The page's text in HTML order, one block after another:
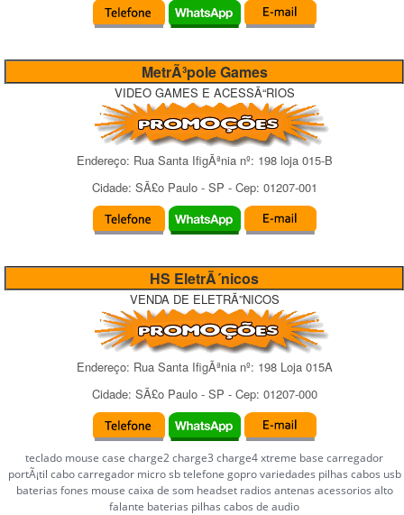
MetrÃ³pole Games
VIDEO GAMES E ACESSÃ“RIOS
Endereço: Rua Santa IfigÃªnianº: 198 loja 015-B
Cidade: SÃ£o Paulo- SP - Cep: 01207-001
HS EletrÃ´nicos
VENDA DE ELETRÃ”NICOS
Endereço: Rua Santa IfigÃªnianº: 198 Loja 015A
Cidade: SÃ£o Paulo- SP - Cep: 01207-000
teclado mouse case charge2 charge3 charge4 xtreme base carregador
portÃ¡til cabo carregador micro sb telefone gopro variedades pilhas cabos usb
baterias fones mouse caixa de som headset radios antenas acessorios alto
falante baterias pilhas cabos de audio